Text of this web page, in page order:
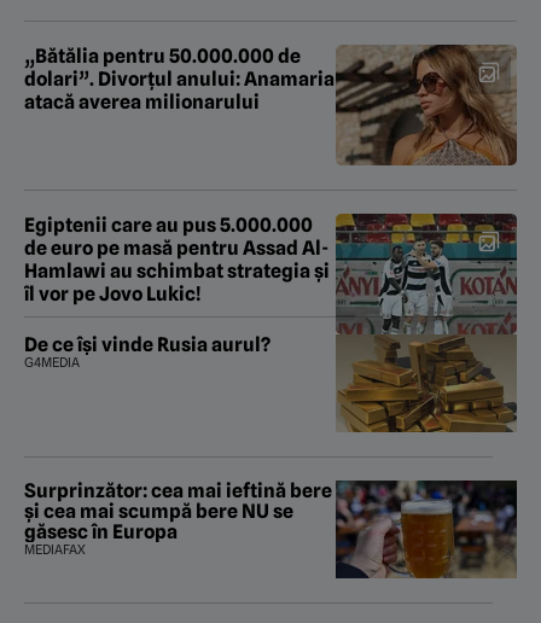
„Bătălia pentru 50.000.000 de
dolari”. Divorțul anului: Anamaria
atacă averea milionarului
Egiptenii care au pus 5.000.000
de euro pe masă pentru Assad Al-
Hamlawi au schimbat strategia și
îl vor pe Jovo Lukic!
De ce își vinde Rusia aurul?
G4MEDIA
Surprinzător: cea mai ieftină bere
și cea mai scumpă bere NU se
găsesc în Europa
MEDIAFAX